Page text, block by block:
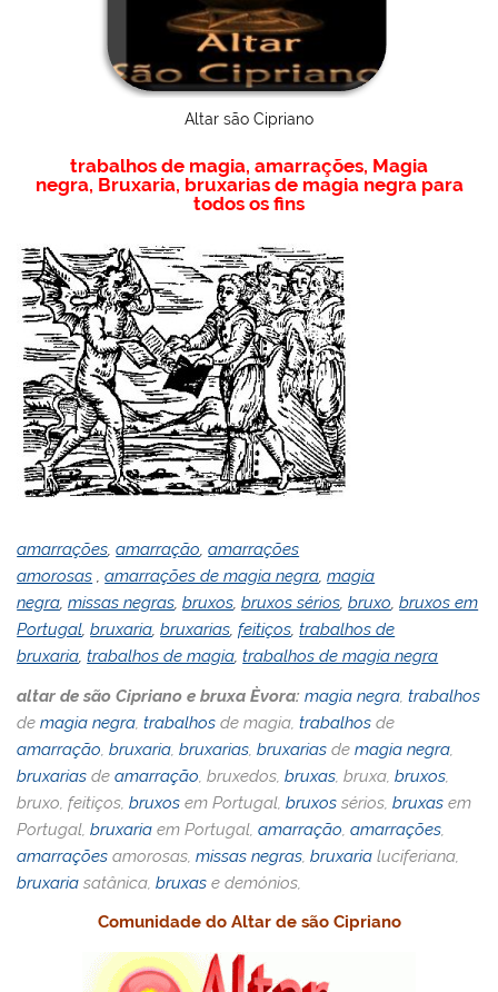
Altar são Cipriano
trabalhos de magia, amarrações, Magia
negra, Bruxaria, bruxarias de magia negra para
todos os fins
amarrações,amarração,amarrações
amorosas ,amarrações de magia negra,magia
negra,missas negras,bruxos,bruxos sérios,bruxo,bruxos em
Portugal,bruxaria,bruxarias,feitiços,trabalhos de
bruxaria,trabalhos de magia,trabalhos de magia negra
altar de são Cipriano e bruxa Èvora: magia negra,trabalhos
demagia negra,trabalhos de magia,trabalhos de
amarração,bruxaria,bruxarias,bruxarias demagia negra,
bruxarias deamarração, bruxedos,bruxas, bruxa,bruxos,
bruxo, feitiços,bruxos em Portugal,bruxos sérios,bruxas em
Portugal,bruxaria em Portugal,amarração,amarrações,
amarrações amorosas,missas negras,bruxaria luciferiana,
bruxaria satânica,bruxas e demónios,
Comunidade do Altar de são Cipriano